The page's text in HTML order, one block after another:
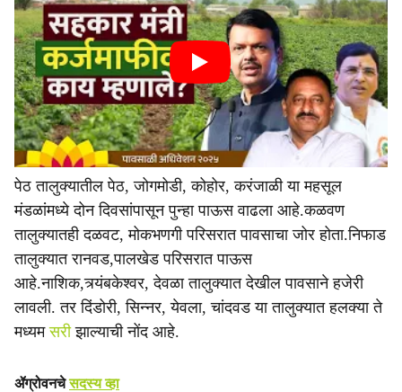
पेठ तालुक्यातील पेठ, जोगमोडी, कोहोर, करंजाळी या महसूल
मंडळांमध्ये दोन दिवसांपासून पुन्हा पाऊस वाढला आहे.कळवण
तालुक्यातही दळवट, मोकभणगी परिसरात पावसाचा जोर होता.निफाड
तालुक्यात रानवड,पालखेड परिसरात पाऊस
आहे.नाशिक,त्र्यंबकेश्वर, देवळा तालुक्यात देखील पावसाने हजेरी
लावली. तर दिंडोरी, सिन्नर, येवला, चांदवड या तालुक्यात हलक्या ते
मध्यमसरीझाल्याची नोंद आहे.
ॲग्रोवनचेसदस्य व्हा